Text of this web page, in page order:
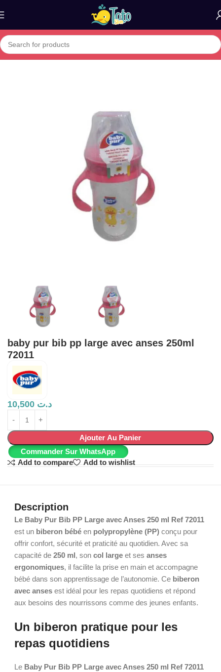
Home»Boutique»baby pur bib pp large avec anses 250ml 72011
baby pur bib pp large avec anses 250ml
72011
د.ت
Ajouter Au Panier
Commander Sur WhatsApp
Add to compare
Add to wishlist
Description
Le Baby Pur Bib PP Large avec Anses 250 ml Ref 72011
est un biberon bébé en polypropylène (PP) conçu pour
offrir confort, sécurité et praticité au quotidien. Avec sa
capacité de250 ml, soncol large et sesanses
ergonomiques, il facilite la prise en main et accompagne
bébé dans son apprentissage de l’autonomie. Ce biberon
avec anses est idéal pour les repas quotidiens et répond
aux besoins des nourrissons comme des jeunes enfants.
Un biberon pratique pour les
repas quotidiens
Le Baby Pur Bib PP Large avec Anses 250 ml Ref 72011